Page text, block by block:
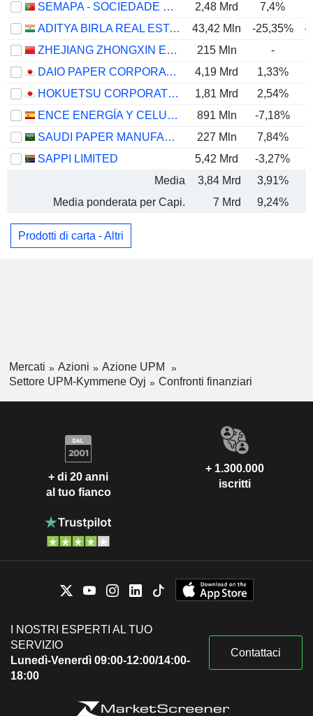
SEMAPA - SOCIEDADE DE INVESTIMENTO E GESTÃO, SGPS, S.A.
2,48 Mrd 7,4%
ADITYA BIRLA REAL ESTATE LIMITED
43,42 Mln -25,35%
-
ZHEJIANG ZHONGXIN ENVIRONMENTAL PROTECTION TECHNOLOGY GROUP CO., LTD.
215 Mln -
DAIO PAPER CORPORATION
4,19 Mrd
1,33%
HOKUETSU CORPORATION
1,81 Mrd 2,54%
ENCE ENERGÍA Y CELULOSA, S.A.
891 Mln -7,18%
SAUDI PAPER MANUFACTURING COMPANY
227 Mln 7,84%
SAPPI LIMITED
5,42 Mrd -3,27%
Media
3,84 Mrd 3,91%
Media ponderata per Capi.
7 Mrd 9,24%
Prodotti di carta - Altri
Mercati Azioni
Azione UPM
Settore UPM-Kymmene Oyj
Confronti finanziari
+ di 20 anni
al tuo fianco
+ 1.300.000
iscritti
I NOSTRI ESPERTI AL TUO
SERVIZIO
Lunedì-Venerdì 09:00-12:00/14:00-
18:00
Contattaci